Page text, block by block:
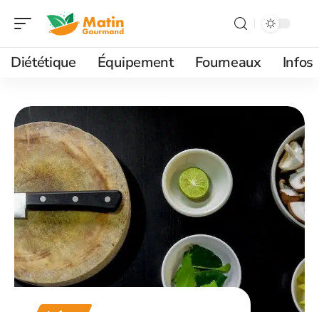
Diététique Équipement Fourneaux Infos